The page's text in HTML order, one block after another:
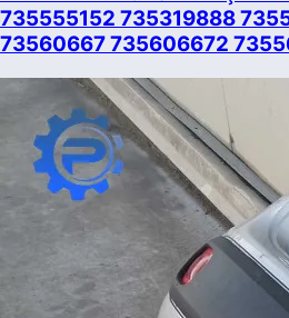
735555152 735319888
73560667 735606672